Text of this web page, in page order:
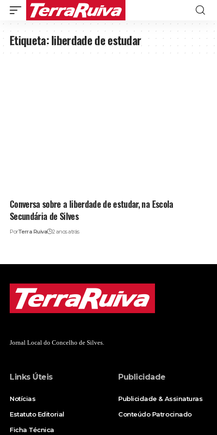
Etiqueta:liberdade de estudar
Conversa sobre a liberdade de estudar, na Escola
Secundária de Silves
PorTerra Ruiva 2 anos atrás
Jornal Local do Concelho de Silves.
Links Úteis
Notícias
Estatuto Editorial
Ficha Técnica
Publicidade
Publicidade & Assinaturas
Conteúdo Patrocinado